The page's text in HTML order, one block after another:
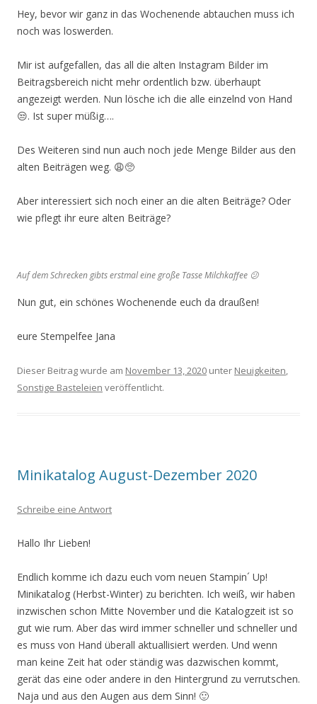
Hey, bevor wir ganz in das Wochenende abtauchen muss ich
noch was loswerden.
Mir ist aufgefallen, das all die alten Instagram Bilder im
Beitragsbereich nicht mehr ordentlich bzw. überhaupt
angezeigt werden. Nun lösche ich die alle einzelnd von Hand
😒. Ist super müßig….
Des Weiteren sind nun auch noch jede Menge Bilder aus den
alten Beiträgen weg. 😩🥺
Aber interessiert sich noch einer an die alten Beiträge? Oder
wie pflegt ihr eure alten Beiträge?
Auf dem Schrecken gibts erstmal eine große Tasse Milchkaffee 😕
Nun gut, ein schönes Wochenende euch da draußen!
eure Stempelfee Jana
Dieser Beitrag wurde am November 13, 2020 unter Neuigkeiten,
Sonstige Basteleien veröffentlicht.
Minikatalog August-Dezember 2020
Schreibe eine Antwort
Hallo Ihr Lieben!
Endlich komme ich dazu euch vom neuen Stampin´ Up!
Minikatalog (Herbst-Winter) zu berichten. Ich weiß, wir haben
inzwischen schon Mitte November und die Katalogzeit ist so
gut wie rum. Aber das wird immer schneller und schneller und
es muss von Hand überall aktuallisiert werden. Und wenn
man keine Zeit hat oder ständig was dazwischen kommt,
gerät das eine oder andere in den Hintergrund zu verrutschen.
Naja und aus den Augen aus dem Sinn! 🙂